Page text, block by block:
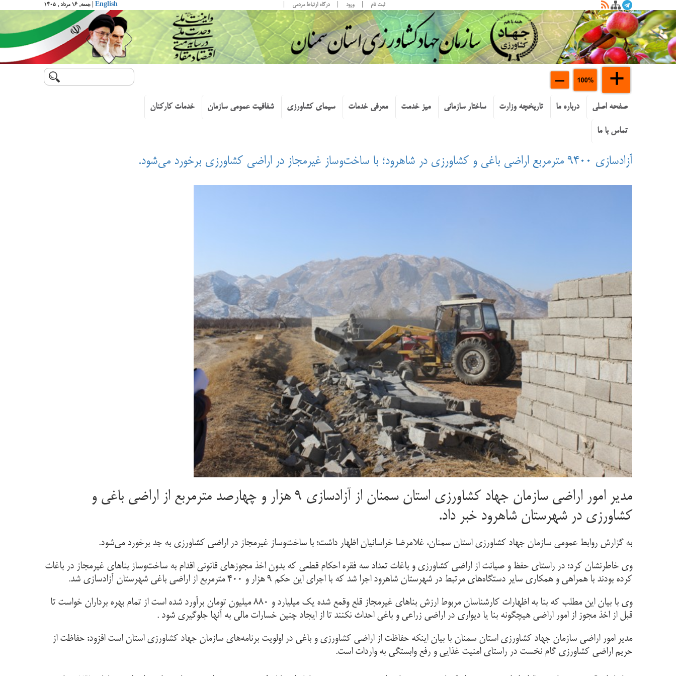
English | جمعه, ۱۶ مرداد , ۱۴۰۵ ثبت نام ورود درگاه ارتباط مردمی
صفحه اصلی درباره ما تاریخچه وزارت ساختار سازمانی میز خدمت معرفی خدمات سیمای کشاورزی شفافیت عمومی سازمان خدمات کارکنان
تماس با ما
آزادسازی ۹۴۰۰ مترمربع اراضی باغی و کشاورزی در شاهرود؛ با ساخت‌وساز غیرمجاز در اراضی کشاورزی برخورد می‌شود.
مدیر امور اراضی سازمان جهاد کشاورزی استان سمنان از آزادسازی ۹ هزار و چهارصد مترمربع از اراضی باغی و
کشاورزی در شهرستان شاهرود خبر داد.
به گزارش روابط عمومی سازمان جهاد کشاورزی استان سمنان، غلامرضا خراسانیان اظهار داشت: با ساخت‌وساز غیرمجاز در اراضی کشاورزی به جد برخورد می‌شود.
وی خاطرنشان کرد: در راستای حفظ و صیانت از اراضی کشاورزی و باغات تعداد سه فقره احکام قطعی که بدون اخذ مجوزهای قانونی اقدام به ساخت‌وساز بناهای غیرمجاز در باغات
کرده بودند با همراهی و همکاری سایر دستگاه‌های مرتبط در شهرستان شاهرود اجرا شد که با اجرای این حکم ۹ هزار و ۴۰۰ مترمربع از اراضی باغی شهرستان آزادسازی شد.
وی با بیان این مطلب که بنا به اظهارات کارشناسان مربوط ارزش بناهای غیرمجاز قلع وقمع شده یک میلیارد و ۸۸۰ میلیون تومان برآورد شده است از تمام بهره برداران خواست تا
قبل از اخذ مجوز از امور اراضی هیچگونه بنا یا دیواری در اراضی زراعی و باغی احداث نکنند تا از ایجاد چنین خسارات مالی به آنها جلوگیری شود .
مدیر امور اراضی سازمان جهاد کشاورزی استان سمنان با بیان اینکه حفاظت از اراضی کشاورزی و باغی در اولویت برنامه‌های سازمان جهاد کشاورزی استان است افزود: حفاظت از
حریم اراضی کشاورزی گام نخست در راستای امنیت غذایی و رفع وابستگی به واردات است.